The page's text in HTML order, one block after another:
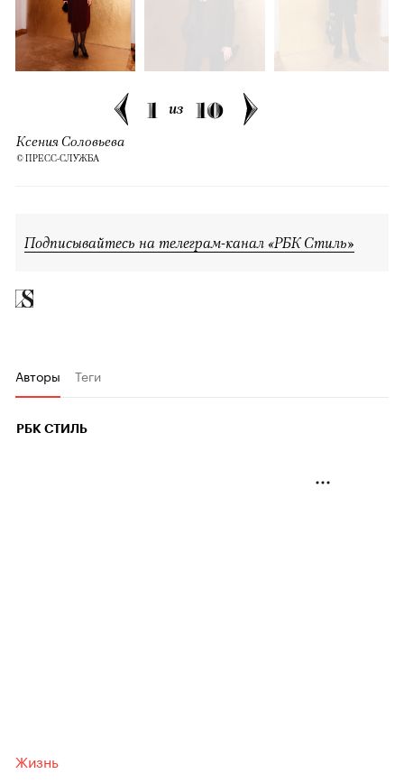
1 из 10
Ксения Соловьева
© ПРЕСС-СЛУЖБА
Подписывайтесь на телеграм-канал «РБК Стиль»
Авторы Теги
РБК СТИЛЬ
Жизнь